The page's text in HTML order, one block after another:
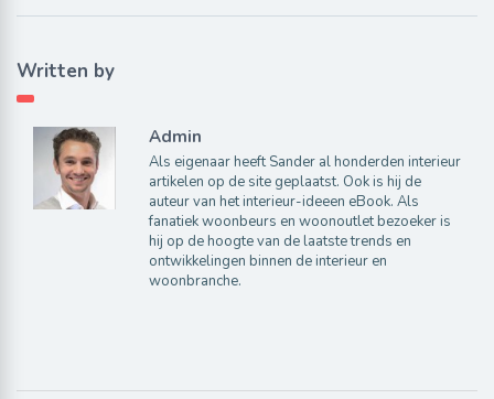
Written by
Admin
Als eigenaar heeft Sander al honderden interieur
artikelen op de site geplaatst. Ook is hij de
auteur van het interieur-ideeen eBook. Als
fanatiek woonbeurs en woonoutlet bezoeker is
hij op de hoogte van de laatste trends en
ontwikkelingen binnen de interieur en
woonbranche.